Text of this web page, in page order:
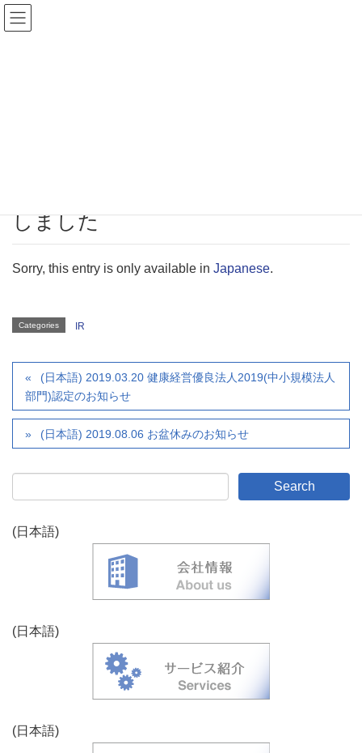
しました
Sorry, this entry is only available in Japanese.
Categories IR
(日本語) 2019.03.20 健康経営優良法人2019(中小規模法人
部門)認定のお知らせ
(日本語) 2019.08.06 お盆休みのお知らせ
(日本語)
(日本語)
(日本語)